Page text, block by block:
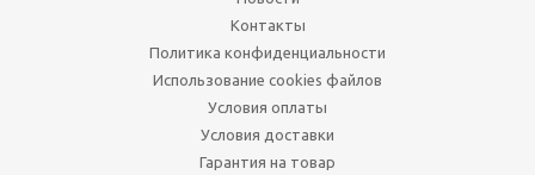
Контакты
Политика конфиденциальности
Использование cookies файлов
Условия оплаты
Условия доставки
Гарантия на товар